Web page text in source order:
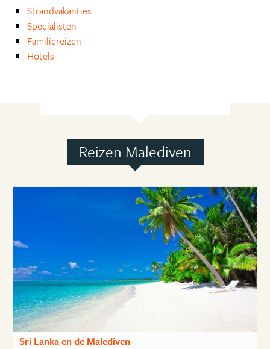
Strandvakanties
Specialisten
Familiereizen
Hotels
Reizen Malediven
Sri Lanka en de Malediven